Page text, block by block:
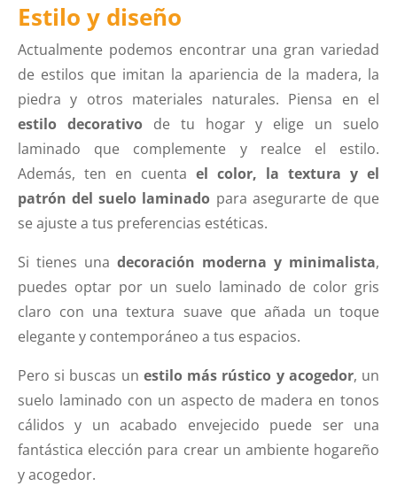
Estilo y diseño
Actualmente podemos encontrar una gran variedad
de estilos que imitan la apariencia de la madera, la
piedra y otros materiales naturales. Piensa en el
estilo decorativode tu hogar y elige un suelo
laminado que complemente y realce el estilo.
Además, ten en cuenta el color, la textura y el
patrón del suelo laminado para asegurarte de que
se ajuste a tus preferencias estéticas.
Si tienes una decoración moderna y minimalista,
puedes optar por un suelo laminado de color gris
claro con una textura suave que añada un toque
elegante y contemporáneo a tus espacios.
Pero si buscas un estilo más rústico y acogedor, un
suelo laminado con un aspecto de madera en tonos
cálidos y un acabado envejecido puede ser una
fantástica elección para crear un ambiente hogareño
y acogedor.